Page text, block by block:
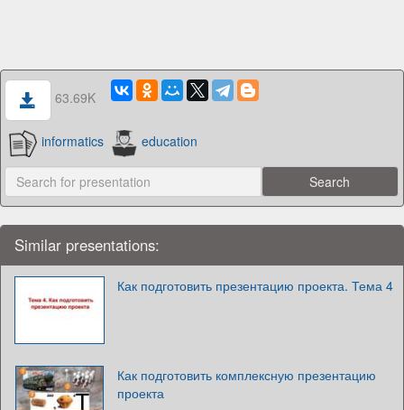
63.69K
informatics education
Similar presentations:
Как подготовить презентацию проекта. Тема 4
Как подготовить комплексную презентацию
проекта